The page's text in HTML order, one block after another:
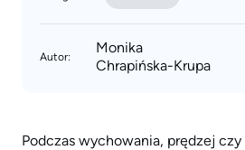
Autor:
Monika
Chrapińska-Krupa
Podczas wychowania, prędzej